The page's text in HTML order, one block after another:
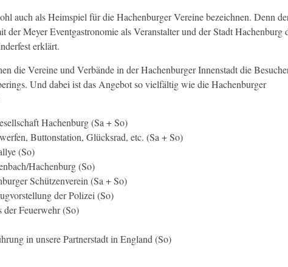
auch als Heimspiel für die Hachenburger Vereine bezeichnen. Denn
der Meyer Eventgastronomie als Veranstalter und der Stadt Hachenburg
erklärt.
die Vereine und Verbände in der Hachenburger Innenstadt die
Und dabei ist das Angebot so vielfältig wie die Hachenburger
Hachenburg (Sa + So)
Buttonstation, Glücksrad, etc. (Sa + So)
(So)
Hachenburg (So)
Schützenverein (Sa + So)
der Polizei (So)
der Feuerwehr (So)
in unsere Partnerstadt in England (So)